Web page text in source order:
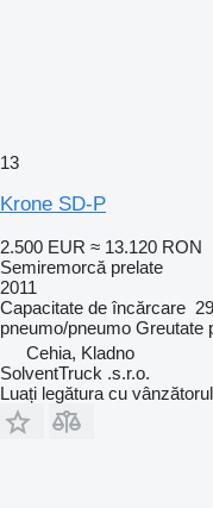
13
Krone SD-P
2.500 EUR ≈ 13.120 RON
Semiremorcă prelate
2011
Capacitate de încărcare
pneumo/pneumo Greutate
Cehia, Kladno
SolventTruck .s.r.o.
Luați legătura cu vânzătorul